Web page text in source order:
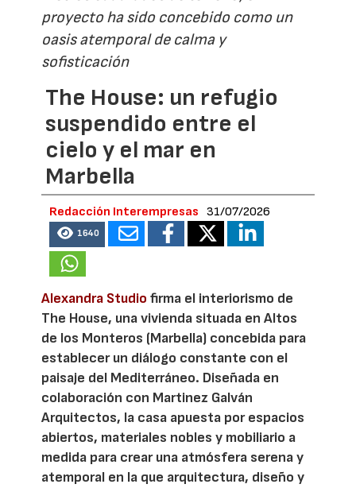
proyecto ha sido concebido como un
oasis atemporal de calma y
sofisticación
The House: un refugio
suspendido entre el
cielo y el mar en
Marbella
Redacción Interempresas 31/07/2026
1640
Alexandra Studio firma el interiorismo de
The House, una vivienda situada en Altos
de los Monteros (Marbella) concebida para
establecer un diálogo constante con el
paisaje del Mediterráneo. Diseñada en
colaboración con Martinez Galván
Arquitectos, la casa apuesta por espacios
abiertos, materiales nobles y mobiliario a
medida para crear una atmósfera serena y
atemporal en la que arquitectura, diseño y